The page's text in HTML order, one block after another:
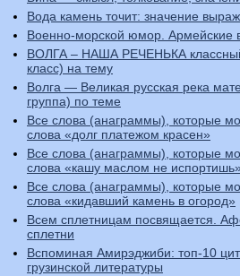
Вода камень точит: значение
Военно-морской юмор. Армейские
ВОЛГА – НАША РЕЧЕНЬКА классный
класс) на тему
Волга — Великая русская река
группа) по теме
Все слова (анаграммы), которые
слова «долг платежом красен»
Все слова (анаграммы), которые
слова «кашу маслом не испортишь»
Все слова (анаграммы), которые
слова «кидавший камень в огород»
Всем сплетницам посвящается.
сплетни
Вспоминая Амирэджиби: топ-10
грузинской литературы